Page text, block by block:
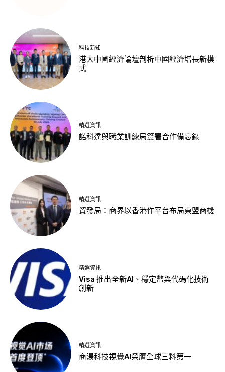
科技新知
港大中國經濟論壇剖析中國經濟增長新模
式
精選資訊
諾科達與職業訓練局簽署合作備忘錄
精選資訊
貿發局：商界以香港作平台布局東盟商機
精選資訊
Visa 推出全新AI、穩定幣與代碼化技術
創新
精選資訊
商湯科技視覺AI榮膺全球三料第一